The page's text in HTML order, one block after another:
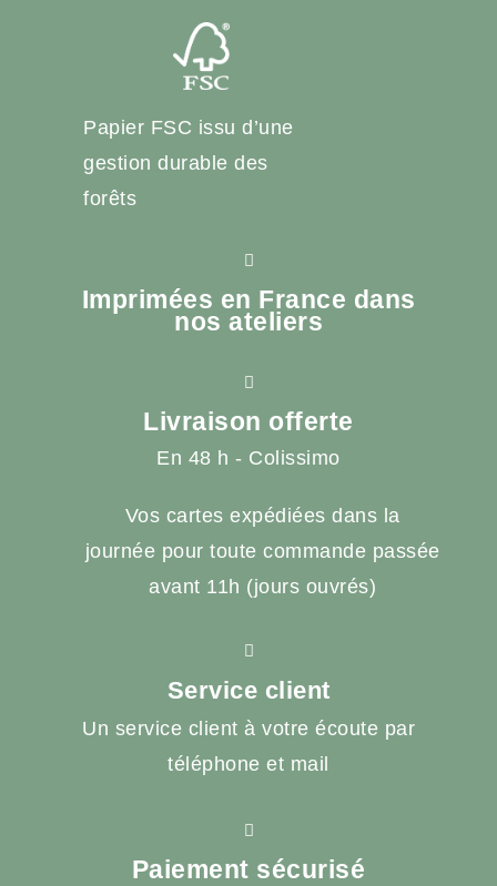
Papier FSC issu d’une
gestion durable des
forêts
Imprimées en France dans
nos ateliers
Livraison offerte
En 48 h - Colissimo
Vos cartes expédiées dans la
journée pour toute commande passée
avant 11h (jours ouvrés)
Service client
Un service client à votre écoute par
téléphone et mail
Paiement sécurisé